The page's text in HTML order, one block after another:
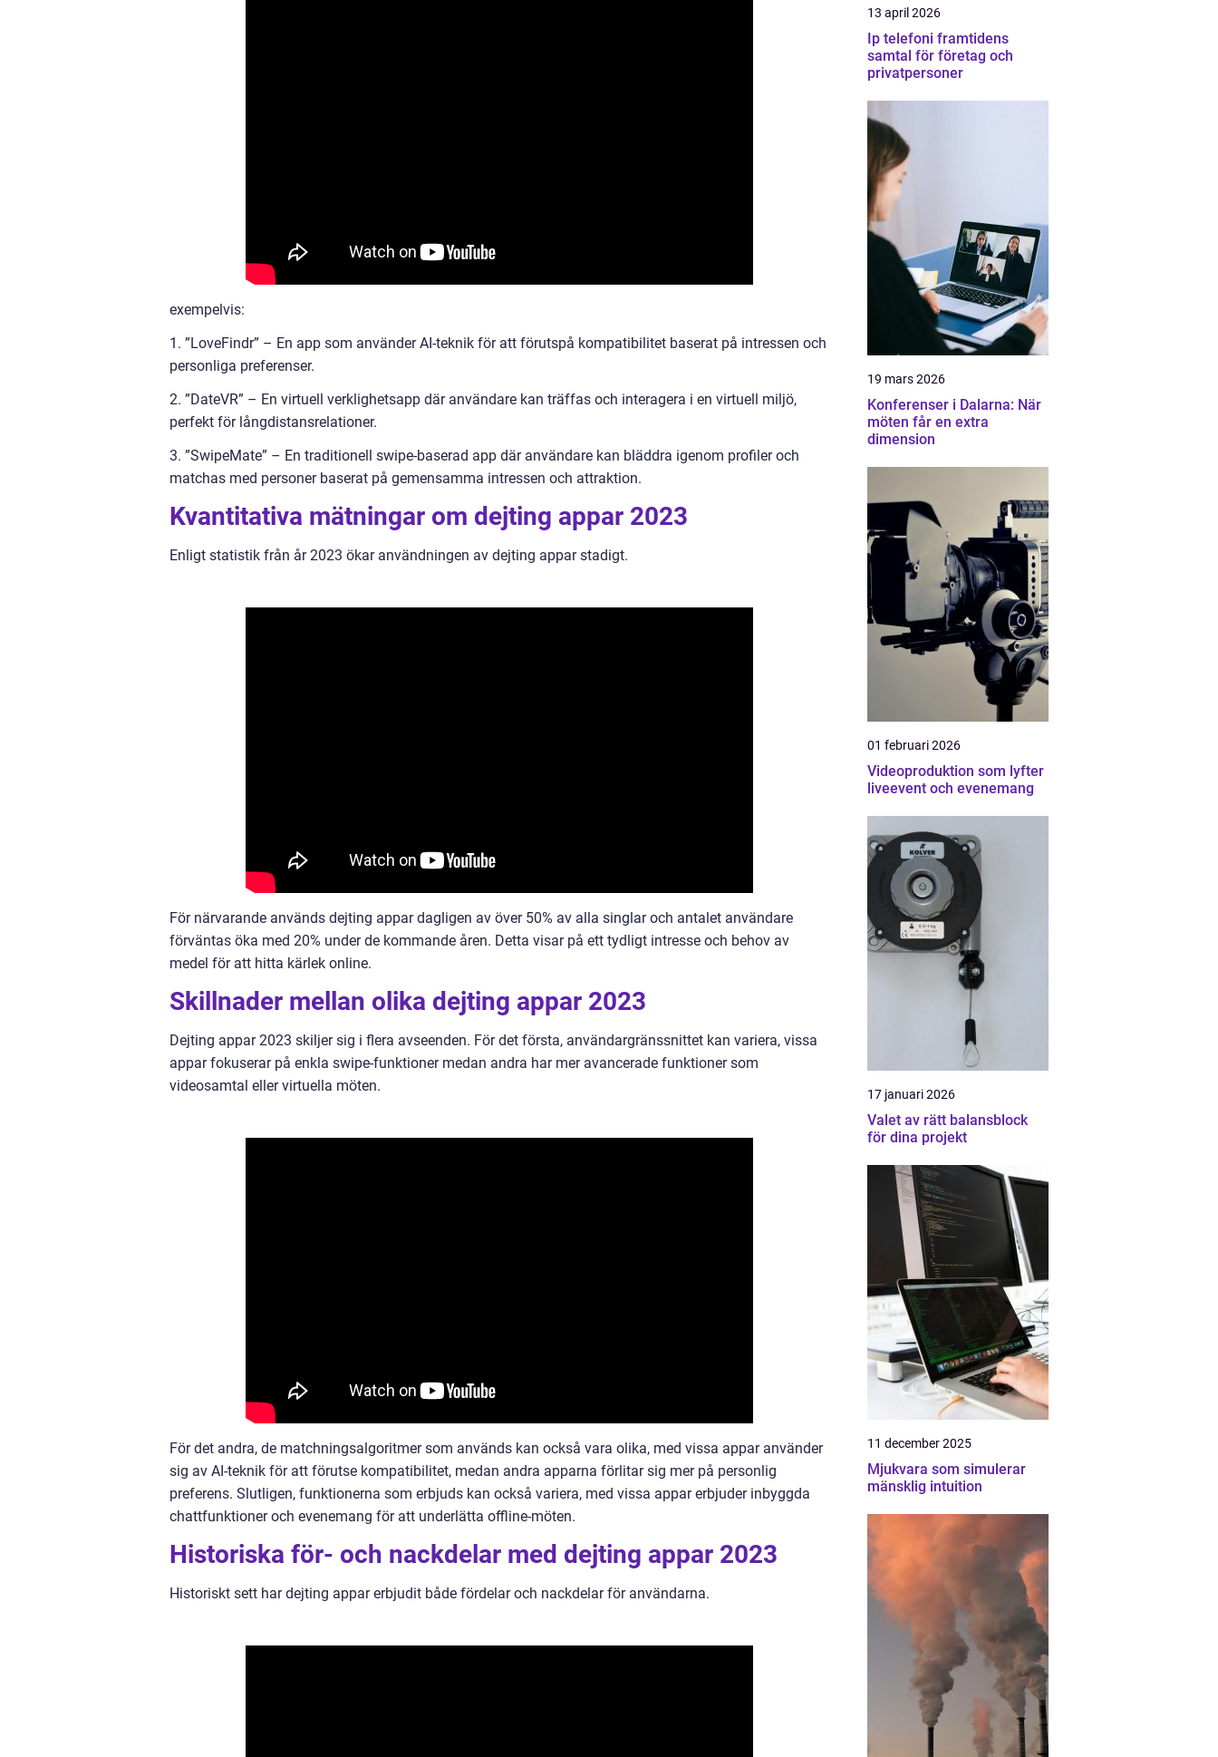
exempelvis:
1. ”LoveFindr” – En app som använder AI-teknik för att förutspå kompatibilitet baserat på intressen och
personliga preferenser.
2. ”DateVR” – En virtuell verklighetsapp där användare kan träffas och interagera i en virtuell miljö,
perfekt för långdistansrelationer.
3. ”SwipeMate” – En traditionell swipe-baserad app där användare kan bläddra igenom profiler och
matchas med personer baserat på gemensamma intressen och attraktion.
Kvantitativa mätningar om dejting appar 2023
Enligt statistik från år 2023 ökar användningen av dejting appar stadigt.
För närvarande används dejting appar dagligen av över 50% av alla singlar och antalet användare
förväntas öka med 20% under de kommande åren. Detta visar på ett tydligt intresse och behov av
medel för att hitta kärlek online.
Skillnader mellan olika dejting appar 2023
Dejting appar 2023 skiljer sig i flera avseenden. För det första, användargränssnittet kan variera, vissa
appar fokuserar på enkla swipe-funktioner medan andra har mer avancerade funktioner som
videosamtal eller virtuella möten.
För det andra, de matchningsalgoritmer som används kan också vara olika, med vissa appar använder
sig av AI-teknik för att förutse kompatibilitet, medan andra apparna förlitar sig mer på personlig
preferens. Slutligen, funktionerna som erbjuds kan också variera, med vissa appar erbjuder inbyggda
chattfunktioner och evenemang för att underlätta offline-möten.
Historiska för- och nackdelar med dejting appar 2023
Historiskt sett har dejting appar erbjudit både fördelar och nackdelar för användarna.
13 april 2026
Ip telefoni framtidens
samtal för företag och
privatpersoner
19 mars 2026
Konferenser i Dalarna: När
möten får en extra
dimension
01 februari 2026
Videoproduktion som lyfter
liveevent och evenemang
17 januari 2026
Valet av rätt balansblock
för dina projekt
11 december 2025
Mjukvara som simulerar
mänsklig intuition